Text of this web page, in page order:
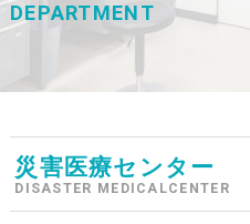
DEPARTMENT
災害医療センター
DISASTER MEDICALCENTER